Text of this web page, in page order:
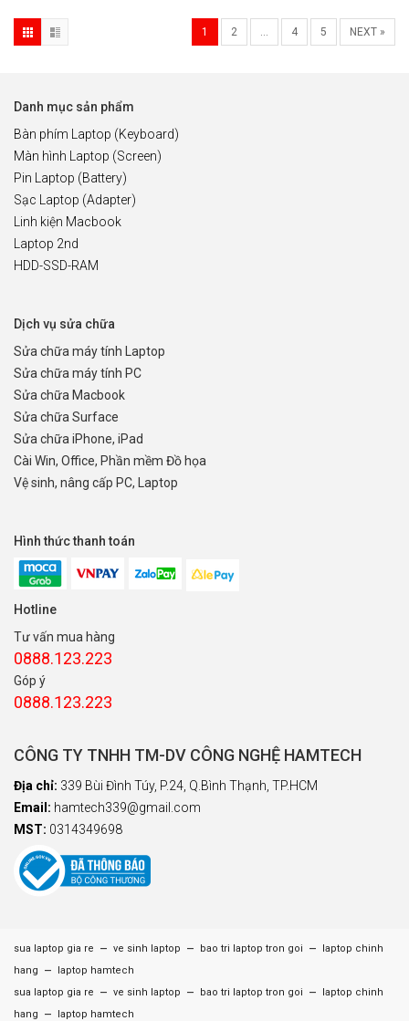
1 2 … 4 5 NEXT »
Danh mục sản phẩm
Bàn phím Laptop (Keyboard)
Màn hình Laptop (Screen)
Pin Laptop (Battery)
Sạc Laptop (Adapter)
Linh kiện Macbook
Laptop 2nd
HDD-SSD-RAM
Dịch vụ sửa chữa
Sửa chữa máy tính Laptop
Sửa chữa máy tính PC
Sửa chữa Macbook
Sửa chữa Surface
Sửa chữa iPhone, iPad
Cài Win, Office, Phần mềm Đồ họa
Vệ sinh, nâng cấp PC, Laptop
Hình thức thanh toán
Hotline
Tư vấn mua hàng
0888.123.223
Góp ý
0888.123.223
CÔNG TY TNHH TM-DV CÔNG NGHỆ HAMTECH
Địa chỉ: 339 Bùi Đình Túy, P.24, Q.Bình Thạnh, TP.HCM
Email: hamtech339@gmail.com
MST: 0314349698
sua laptop gia re – ve sinh laptop – bao tri laptop tron goi –
laptop chinh
hang
–
laptop hamtech
sua laptop gia re
– ve sinh laptop – bao tri laptop tron goi –
laptop chinh
hang
– laptop hamtech